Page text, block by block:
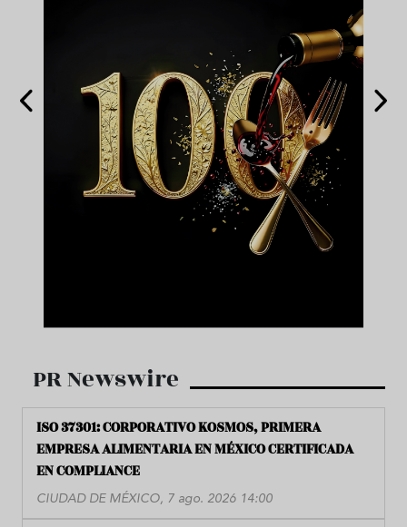
PR Newswire
ISO 37301: CORPORATIVO KOSMOS, PRIMERA
EMPRESA ALIMENTARIA EN MÉXICO CERTIFICADA
EN COMPLIANCE
CIUDAD DE MÉXICO, 7 ago. 2026 14:00